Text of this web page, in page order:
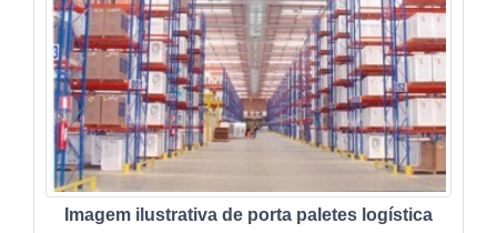
Imagem ilustrativa de porta paletes logística